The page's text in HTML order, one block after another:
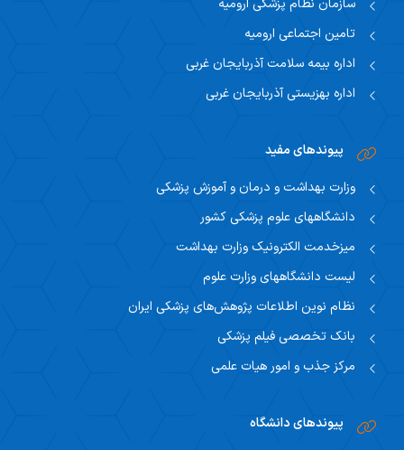
سازمان نظام پزشکی ارومیه
تامین اجتماعی ارومیه
اداره بیمه سلامت آذربایجان غربی
اداره بهزیستی آذربایجان غربی
پیوندهای مفید
وزارت بهداشت و درمان و آموزش پزشکی
دانشگاههای علوم پزشکی کشور
میزخدمت الکترونیک وزارت بهداشت
لیست دانشگاههای وزارت علوم
نظام نوین اطلاعات پژوهش‌های پزشکی ایران
بانک تخصصی فیلم پزشکی
مرکز جذب و امور هیات علمی
پیوندهای دانشگاه